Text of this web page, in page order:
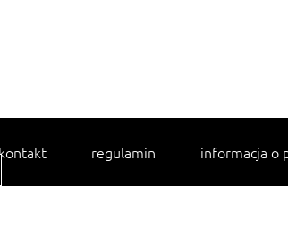
regulamin informacja o